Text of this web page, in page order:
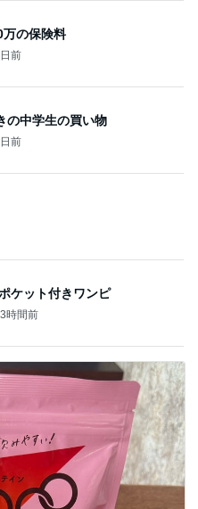
の保険料
前
の中学生の買い物
前
ケット付きワンピ
時間前